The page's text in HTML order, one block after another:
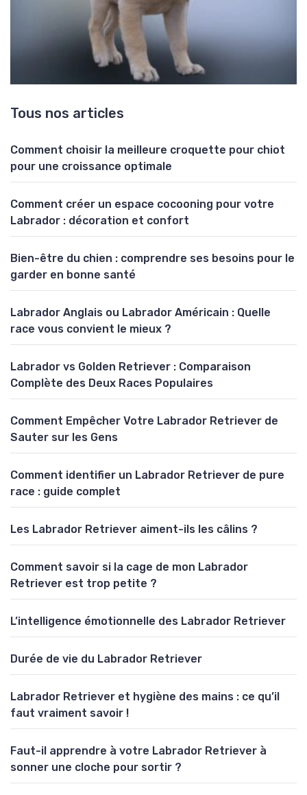
Tous nos articles
Comment choisir la meilleure croquette pour chiot
pour une croissance optimale
Comment créer un espace cocooning pour votre
Labrador : décoration et confort
Bien-être du chien : comprendre ses besoins pour le
garder en bonne santé
Labrador Anglais ou Labrador Américain : Quelle
race vous convient le mieux ?
Labrador vs Golden Retriever : Comparaison
Complète des Deux Races Populaires
Comment Empêcher Votre Labrador Retriever de
Sauter sur les Gens
Comment identifier un Labrador Retriever de pure
race : guide complet
Les Labrador Retriever aiment-ils les câlins ?
Comment savoir si la cage de mon Labrador
Retriever est trop petite ?
L’intelligence émotionnelle des Labrador Retriever
Durée de vie du Labrador Retriever
Labrador Retriever et hygiène des mains : ce qu’il
faut vraiment savoir !
Faut-il apprendre à votre Labrador Retriever à
sonner une cloche pour sortir ?